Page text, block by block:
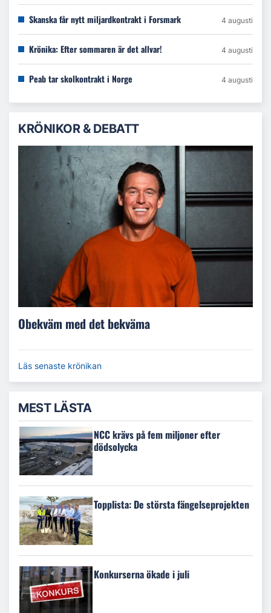
Skanska får nytt miljardkontrakt i Forsmark 4 augusti
Krönika: Efter sommaren är det allvar! 4 augusti
Peab tar skolkontrakt i Norge 4 augusti
KRÖNIKOR & DEBATT
Obekväm med det bekväma
Läs senaste krönikan
MEST LÄSTA
NCC krävs på fem miljoner efter
dödsolycka
Topplista: De största fängelseprojekten
Konkurserna ökade i juli